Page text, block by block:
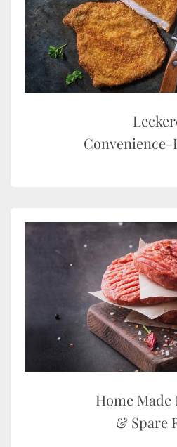
Home
& Spare